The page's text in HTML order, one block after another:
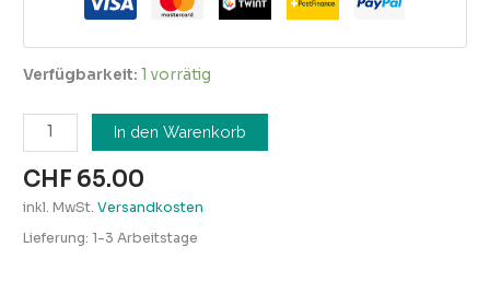
Verfügbarkeit: 1 vorrätig
In den Warenkorb
CHF 65.00
inkl. MwSt. Versandkosten
Lieferung:1-3 Arbeitstage